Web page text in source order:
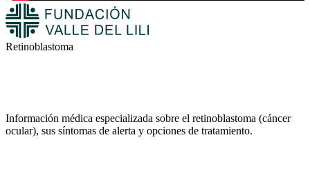
Retinoblastoma
Información médica especializada sobre el retinoblastoma (cáncer
ocular), sus síntomas de alerta y opciones de tratamiento.